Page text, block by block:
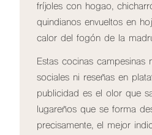
fríjoles con hogao,
quindianos envueltos en
calor del fogón de la
Estas cocinas campesinas
sociales ni reseñas en
publicidad es el olor que
lugareños que se forma
precisamente, el mejor